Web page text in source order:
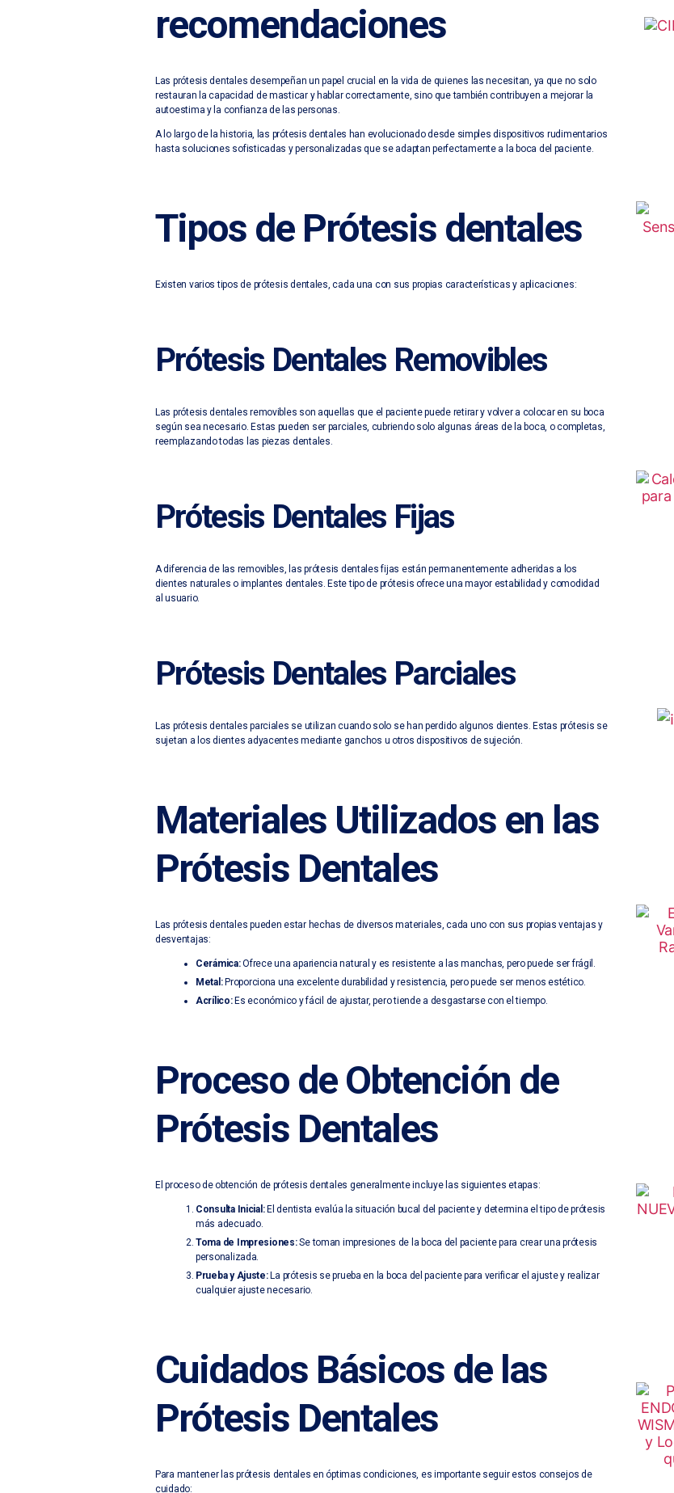
recomendaciones
Las prótesis dentales desempeñan un papel crucial en la vida de quienes las necesitan, ya que no solo
restauran la capacidad de masticar y hablar correctamente, sino que también contribuyen a mejorar la
autoestima y la confianza de las personas.
A lo largo de la historia, las prótesis dentales han evolucionado desde simples dispositivos rudimentarios
hasta soluciones sofisticadas y personalizadas que se adaptan perfectamente a la boca del paciente.
Tipos de Prótesis dentales
Existen varios tipos de prótesis dentales, cada una con sus propias características y aplicaciones:
Prótesis Dentales Removibles
Las prótesis dentales removibles son aquellas que el paciente puede retirar y volver a colocar en su boca
según sea necesario. Estas pueden ser parciales, cubriendo solo algunas áreas de la boca, o completas,
reemplazando todas las piezas dentales.
Prótesis Dentales Fijas
A diferencia de las removibles, las prótesis dentales fijas están permanentemente adheridas a los
dientes naturales o implantes dentales. Este tipo de prótesis ofrece una mayor estabilidad y comodidad
al usuario.
Prótesis Dentales Parciales
Las prótesis dentales parciales se utilizan cuando solo se han perdido algunos dientes. Estas prótesis se
sujetan a los dientes adyacentes mediante ganchos u otros dispositivos de sujeción.
Materiales Utilizados en las
Prótesis Dentales
Las prótesis dentales pueden estar hechas de diversos materiales, cada uno con sus propias ventajas y
desventajas:
Cerámica:Ofrece una apariencia natural y es resistente a las manchas, pero puede ser frágil.
Metal:Proporciona una excelente durabilidad y resistencia, pero puede ser menos estético.
Acrílico:Es económico y fácil de ajustar, pero tiende a desgastarse con el tiempo.
Proceso de Obtención de
Prótesis Dentales
El proceso de obtención de prótesis dentales generalmente incluye las siguientes etapas:
Consulta Inicial:El dentista evalúa la situación bucal del paciente y determina el tipo de prótesis
más adecuado.
Toma de Impresiones:Se toman impresiones de la boca del paciente para crear una prótesis
personalizada.
Prueba y Ajuste:La prótesis se prueba en la boca del paciente para verificar el ajuste y realizar
cualquier ajuste necesario.
Cuidados Básicos de las
Prótesis Dentales
Para mantener las prótesis dentales en óptimas condiciones, es importante seguir estos consejos de
cuidado: